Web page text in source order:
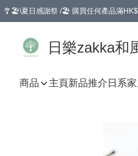
🎐🏖️\夏日感謝祭 /🏖️ 購買任何產品滿
日樂zakka和
商品 主頁新品推介 日系